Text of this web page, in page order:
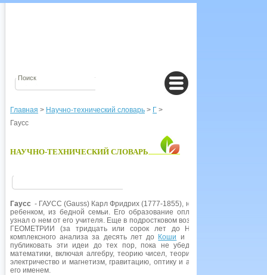
Главная > Научно-технический словарь > Г >
Гаусс
НАУЧНО-ТЕХНИЧЕСКИЙ СЛОВАРЬ
Гаусс - ГАУСС (Gauss) Карл Фридрих (1777-1855), немецкий математик.
ребенком, из бедной семьи. Его образование оплачивал богатый
узнал о нем от его учителя. Еще в подростковом возрасте сделал
ГЕОМЕТРИИ (за тридцать или сорок лет до Николая
комплексного анализа за десять лет до
Коши и КВАТЕРНИОНЫ до
публиковать эти идеи до тех пор, пока не убедится в их
математики, включая алгебру, теорию чисел, теорию вероятности,
электричество и магнетизм, гравитацию, оптику и астрономию.
его именем.